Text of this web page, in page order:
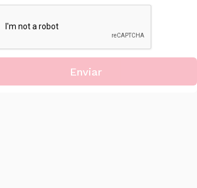
Enviar